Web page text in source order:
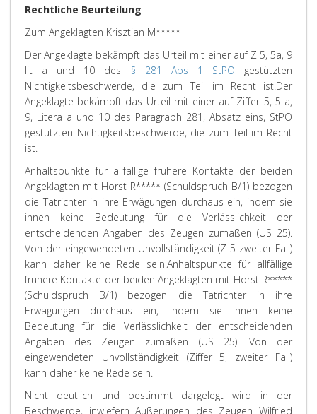
Rechtliche Beurteilung
Zum Angeklagten Krisztian M*****
Der Angeklagte bekämpft das Urteil mit einer auf Z 5, 5a, 9
lit a und 10 des § 281 Abs 1 StPO gestützten
Nichtigkeitsbeschwerde, die zum Teil im Recht ist.Der
Angeklagte bekämpft das Urteil mit einer auf Ziffer 5, 5 a,
9, Litera a und 10 des Paragraph 281, Absatz eins, StPO
gestützten Nichtigkeitsbeschwerde, die zum Teil im Recht
ist.
Anhaltspunkte für allfällige frühere Kontakte der beiden
Angeklagten mit Horst R***** (Schuldspruch B/1) bezogen
die Tatrichter in ihre Erwägungen durchaus ein, indem sie
ihnen keine Bedeutung für die Verlässlichkeit der
entscheidenden Angaben des Zeugen zumaßen (US 25).
Von der eingewendeten Unvollständigkeit (Z 5 zweiter Fall)
kann daher keine Rede sein.Anhaltspunkte für allfällige
frühere Kontakte der beiden Angeklagten mit Horst R*****
(Schuldspruch B/1) bezogen die Tatrichter in ihre
Erwägungen durchaus ein, indem sie ihnen keine
Bedeutung für die Verlässlichkeit der entscheidenden
Angaben des Zeugen zumaßen (US 25). Von der
eingewendeten Unvollständigkeit (Ziffer 5, zweiter Fall)
kann daher keine Rede sein.
Nicht deutlich und bestimmt dargelegt wird in der
Beschwerde, inwiefern Äußerungen des Zeugen Wilfried